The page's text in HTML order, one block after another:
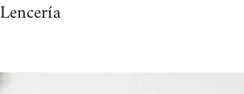
Lencería